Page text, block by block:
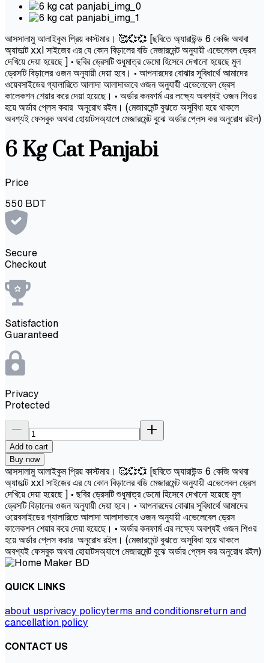
আসসালামু আলাইকুম প্রিয় কাস্টমার। 🥰💞💞 [ছবিতে অ্যারাউন্ড 6 কেজি অথবা
অ্যাডাল্ট xxl সাইজের এর যে কোন বিড়ালের বডি মেজারমেন্ট অনুযায়ী এভেলেবল ড্রেস
দেখিয়ে দেয়া হয়েছে ] • ছবির ড্রেসটি শুধুমাত্র ডেমো হিসেবে দেখানো হয়েছে মুল
ড্রেসটি বিড়ালের ওজন অনুযায়ী দেয়া হবে। • আপনারদের বোঝার সুবিধার্থে আমাদের
ওয়েবসাইডের গ্যালারিতে আলাদা আলাদাভাবে ওজন অনুযায়ী এভেলেবেল ড্রেস
কালেকশন শেয়ার করে দেয়া হয়েছে। • অর্ডার কনফার্ম এর লক্ষ্যে অবশ্যই ওজন শিওর
হয়ে অর্ডার প্লেস করার অনুরোধ রইল। (মেজারমেন্ট বুঝতে অসুবিধা হয়ে থাকলে
অবশ্যই ফেসবুক অথবা হোয়াটসঅ্যাপে মেজারমেন্ট বুঝে অর্ডার প্লেস কর অনুরোধ রইল)
6 Kg Cat Panjabi
Price
550 BDT
Secure
Checkout
Satisfaction
Guaranteed
Privacy
Protected
Add to cart
Buy now
আসসালামু আলাইকুম প্রিয় কাস্টমার। 🥰💞💞 [ছবিতে অ্যারাউন্ড 6 কেজি অথবা
অ্যাডাল্ট xxl সাইজের এর যে কোন বিড়ালের বডি মেজারমেন্ট অনুযায়ী এভেলেবল ড্রেস
দেখিয়ে দেয়া হয়েছে ] • ছবির ড্রেসটি শুধুমাত্র ডেমো হিসেবে দেখানো হয়েছে মুল
ড্রেসটি বিড়ালের ওজন অনুযায়ী দেয়া হবে। • আপনারদের বোঝার সুবিধার্থে আমাদের
ওয়েবসাইডের গ্যালারিতে আলাদা আলাদাভাবে ওজন অনুযায়ী এভেলেবেল ড্রেস
কালেকশন শেয়ার করে দেয়া হয়েছে। • অর্ডার কনফার্ম এর লক্ষ্যে অবশ্যই ওজন শিওর
হয়ে অর্ডার প্লেস করার অনুরোধ রইল। (মেজারমেন্ট বুঝতে অসুবিধা হয়ে থাকলে
অবশ্যই ফেসবুক অথবা হোয়াটসঅ্যাপে মেজারমেন্ট বুঝে অর্ডার প্লেস কর অনুরোধ রইল)
QUICK LINKS
about usprivacy policyterms and conditionsreturn and
cancellation policy
CONTACT US